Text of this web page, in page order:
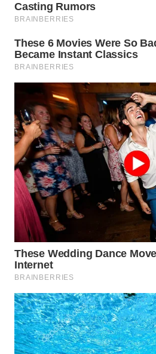
KARAWANG
BEKASI
WN
BOGOR
WN
DEPOK
WN
TAPANULI
UTARA
WN
SAMOSIR
WN
LAWAS
WN
SUMEDANG